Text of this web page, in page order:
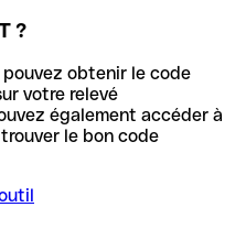
?
obtenir le code
votre relevé
également accéder à
le bon code